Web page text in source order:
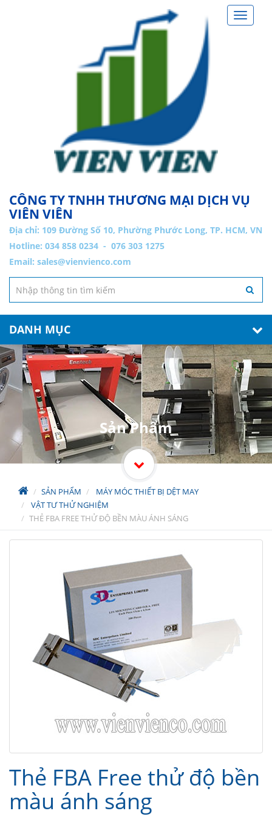
Toggle
CÔNG TY TNHH THƯƠNG MẠI DỊCH VỤ
VIÊN VIÊN
Địa chỉ: 109 Đường Số 10, Phường Phước Long, TP. HCM, VN
Hotline: 034 858 0234 - 076 303 1275
Email: sales@vienvienco.com
DANH MỤC
SẢN PHẨM
MÁY MÓC THIẾT BỊ DỆT MAY
VẬT TƯ THỬ NGHIỆM
THẺ FBA FREE THỬ ĐỘ BỀN MÀU ÁNH SÁNG
Sản Phẩm
Thẻ FBA Free thử độ bền
màu ánh sáng